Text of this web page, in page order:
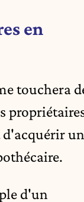
en
touchera
d'acquérir un
d'un